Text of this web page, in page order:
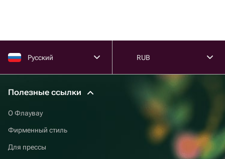
Русский RUB
Полезные ссылки
О Флаувау
Фирменный стиль
Для прессы